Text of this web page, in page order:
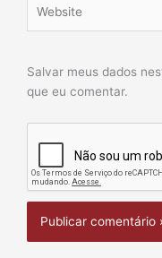
Salvar meus dados
que eu comentar.